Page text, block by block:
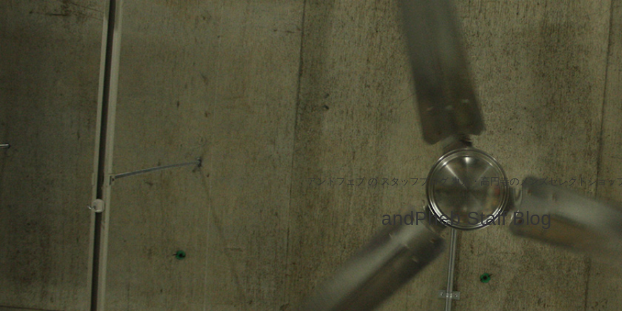
アンドフェブ の スタッフブログ 東京・高円寺のメンズセレクトショッ
andPheb Staff Blog